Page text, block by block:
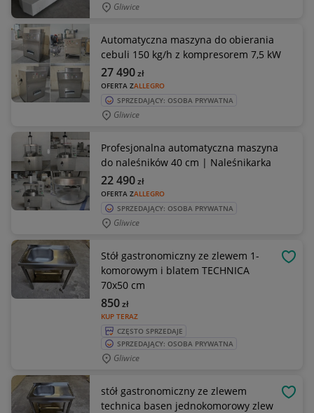
Gliwice
Automatyczna maszyna do obierania
cebuli 150 kg/h z kompresorem 7,5 kW
OFERTA ZALLEGRO
27 490zł
SPRZEDAJĄCY: OSOBA PRYWATNA
Gliwice
Profesjonalna automatyczna maszyna
do naleśników 40 cm | Naleśnikarka
OFERTA ZALLEGRO
22 490zł
SPRZEDAJĄCY: OSOBA PRYWATNA
Gliwice
Stół gastronomiczny ze zlewem 1-
komorowym i blatem TECHNICA
70x50 cm
KUP TERAZ
850zł
CZĘSTO SPRZEDAJE
SPRZEDAJĄCY: OSOBA PRYWATNA
Gliwice
stół gastronomiczny ze zlewem
technica basen jednokomorowy zlew